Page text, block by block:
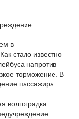
в
стало известно
напротив
торможение. В
пассажира.
волгоградка